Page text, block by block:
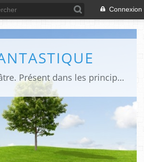
Connexion
Site sur toute la culture des genres de l'imaginaire: BD, Cinéma, Livre, Jeux, Théâtre. Présent dans les principaux festivals de film fantastique e de science-fiction, salons et conventions.